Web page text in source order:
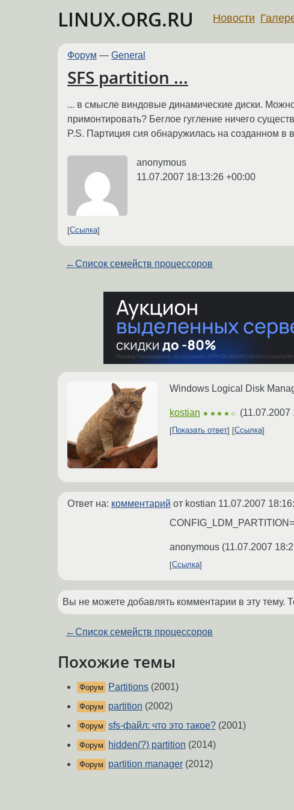
LINUX.ORG.RU Новости
Форум — General
SFS partition ...
... в смысле виндовые динамические диски.
примонтировать? Беглое гугление ничего
P.S. Партиция сия обнаружилась на созданном
anonymous
11.07.2007 18:13:26 +00:00
Ссылка
←Список семейств процессоров
Windows Logical Disk
kostian ★★★★☆ (11.07.2007
Показать ответ Ссылка
Ответ на: комментарий от kostian 11.07.2007
anonymous (11.07.2007
Ссылка
Вы не можете добавлять комментарии в эту тему.
←Список семейств процессоров
Похожие темы
Форум Partitions (2001)
Форум partition (2002)
Форум sfs-файл: что это такое? (2001)
Форум hidden(?) partition (2014)
Форум partition manager (2012)